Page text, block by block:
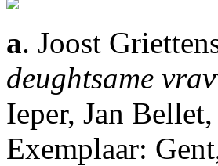
a. Joost
deughtsame
Ieper, Jan
Exemplaar: